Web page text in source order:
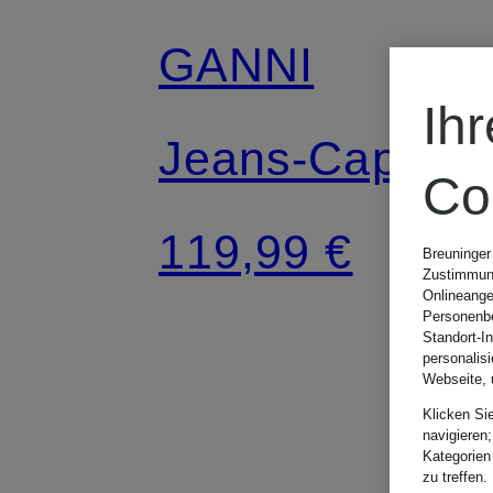
GANNI
Jeans-Cap
119,99 €
Standort-
Webseite,
Klicken
zu treffen.